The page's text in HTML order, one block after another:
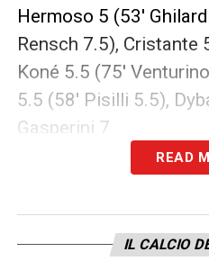
Hermoso 5 (53′
Rensch 7.5), Cristante
Koné 5.5 (75′
5.5 (58′ Pisilli 5.5),
Gasperini 7
READ
IL CALCIO